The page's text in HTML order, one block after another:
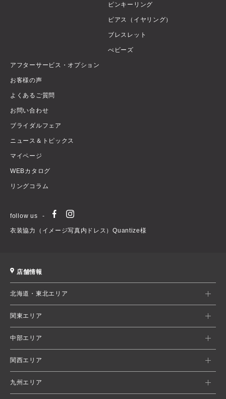
ピンキーリング
ピアス（イヤリング）
ブレスレット
べビーズ
アフターサービス・オプション
お客様の声
よくあるご質問
お問い合わせ
ブライダルフェア
ニュース＆トピックス
マイページ
WEBカタログ
リングコラム
follow us
衣装協力（イメージ写真内ドレス）Quantize様
店舗情報
北海道・東北エリア
関東エリア
中部エリア
関西エリア
九州エリア